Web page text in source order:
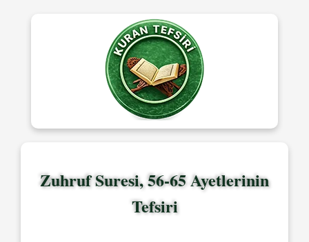
Zuhruf Suresi, 56-65 Ayetlerinin
Tefsiri